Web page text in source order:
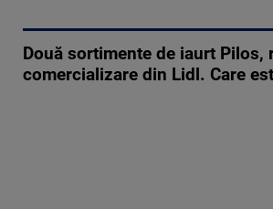
Două sortimente de iaurt Pilos,
comercializare din Lidl. Care